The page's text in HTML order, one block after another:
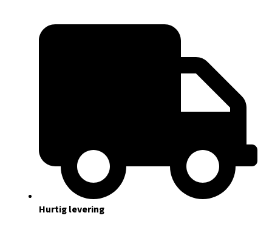
Hurtig levering